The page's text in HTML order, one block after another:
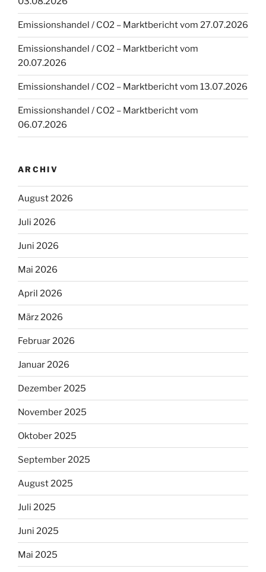
Emissionshandel / CO2 – Marktbericht vom 27.07.2026
Emissionshandel / CO2 – Marktbericht vom
20.07.2026
Emissionshandel / CO2 – Marktbericht vom 13.07.2026
Emissionshandel / CO2 – Marktbericht vom
06.07.2026
ARCHIV
August 2026
Juli 2026
Juni 2026
Mai 2026
April 2026
März 2026
Februar 2026
Januar 2026
Dezember 2025
November 2025
Oktober 2025
September 2025
August 2025
Juli 2025
Juni 2025
Mai 2025